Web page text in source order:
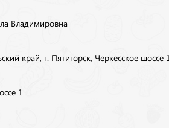
Владимировна
край, г. Пятигорск, Черкесское шоссе 1
1